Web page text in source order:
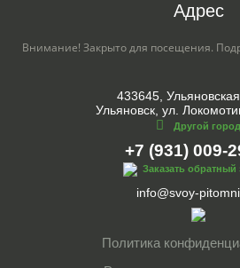
Адрес
Внимание! Закрыто для посещения.
433645, Ульяновская
Ульяновск, ул.
Другой город
+7 (931) 009-
Заказать обратный
info@svoy-
Политика